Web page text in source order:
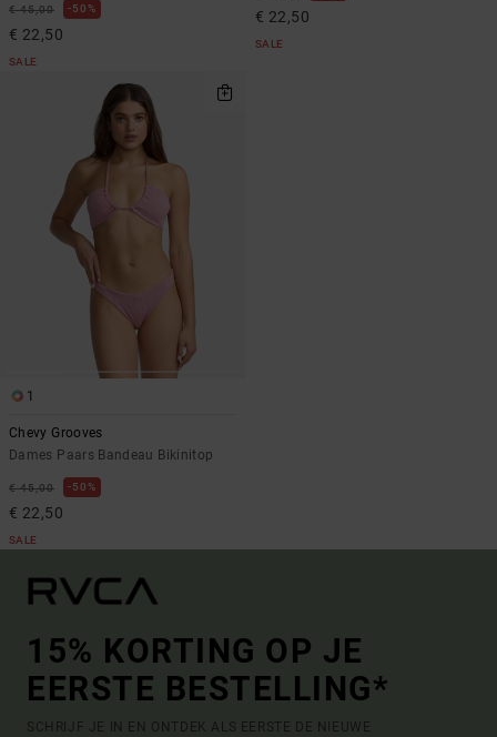
€ 45,00 50%
€ 22,50
SALE
€ 22,50
SALE
1
Chevy Grooves
Dames Paars Bandeau Bikinitop
€ 45,00 50%
€ 22,50
SALE
15% KORTING OP JE
EERSTE BESTELLING*
SCHRIJF JE IN EN ONTDEK ALS EERSTE DE NIEUWE